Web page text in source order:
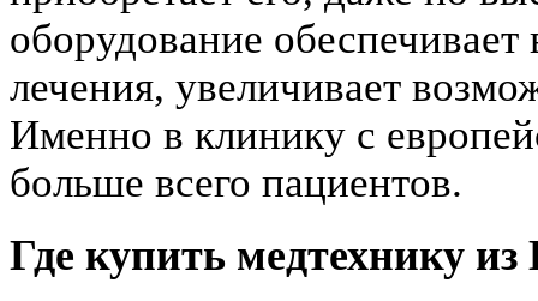
оборудование
лечения, увеличивает
Именно в клинику с
больше всего пациентов.
Где купить медтехнику